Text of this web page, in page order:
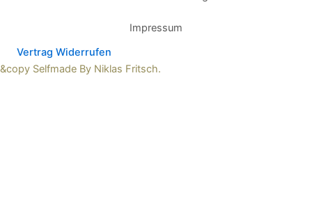
Impressum
Vertrag Widerrufen
&copy Selfmade By Niklas Fritsch.